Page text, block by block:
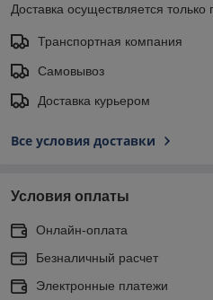
Доставка осуществляется только
Транспортная компания
Самовывоз
Доставка курьером
Все условия доставки
Условия оплаты
Онлайн-оплата
Безналичный расчет
Электронные платежи